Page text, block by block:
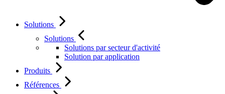
Solutions
Solutions
Solutions par secteur d'activité
Solution par application
Produits
Références